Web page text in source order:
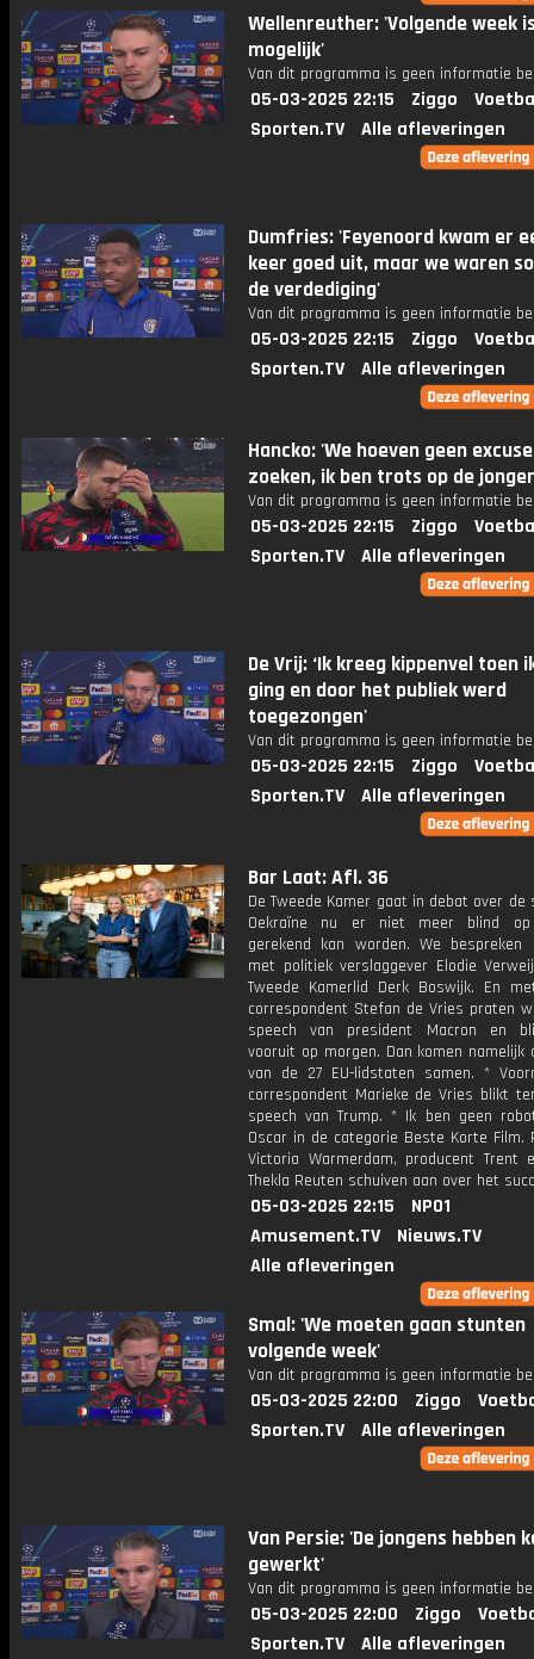
Wellenreuther: 'Volgende week
mogelijk'
Van dit programma is geen informatie
05-03-2025 22:15 Ziggo
Sporten.TV
Alle afleveringen
Dumfries: 'Feyenoord kwam er
keer goed uit, maar we waren
de verdediging'
Van dit programma is geen informatie
05-03-2025 22:15 Ziggo
Sporten.TV
Alle afleveringen
Hancko: 'We hoeven geen
zoeken, ik ben trots op de
Van dit programma is geen informatie
05-03-2025 22:15 Ziggo
Sporten.TV
Alle afleveringen
De Vrij: ‘Ik kreeg kippenvel toen
ging en door het publiek werd
toegezongen'
Van dit programma is geen informatie
05-03-2025 22:15 Ziggo
Sporten.TV
Alle afleveringen
Bar Laat: Afl. 36
De Tweede Kamer gaat in debat over de
Oekraïne nu er niet meer blind op
gerekend kan worden. We
met politiek verslaggever Elodie
Tweede Kamerlid Derk Boswijk. En
correspondent Stefan de Vries praten
speech van president Macron en
vooruit op morgen. Dan komen namelijk
van de 27 EU-lidstaten samen. *
correspondent Marieke de Vries blikt
speech van Trump. * Ik ben geen
Oscar in de categorie Beste Korte Film.
Victoria Warmerdam, producent Trent
Thekla Reuten schuiven aan over het
05-03-2025 22:15
NPO1
Amusement.TV
Nieuws.TV
Alle afleveringen
Smal: 'We moeten gaan stunten
volgende week'
Van dit programma is geen informatie
05-03-2025 22:00 Ziggo
Sporten.TV
Alle afleveringen
Van Persie: 'De jongens hebben
gewerkt'
Van dit programma is geen informatie
05-03-2025 22:00 Ziggo
Sporten.TV
Alle afleveringen